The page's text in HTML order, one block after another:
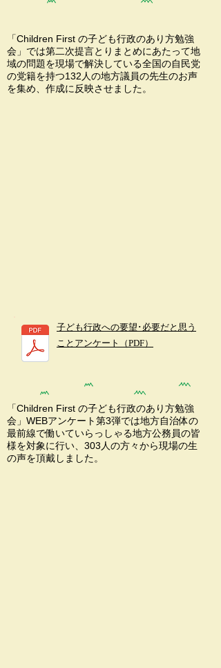
「Children First の子ども行政のあり方勉強
会」では第二次提言とりまとめにあたって地
域の問題を現場で解決している全国の自民党
の党籍を持つ132人の地方議員の先生のお声
を集め、作成に反映させました。
子ども行政への要望･必要だと思う
ことアンケート（PDF）
「Children First の子ども行政のあり方勉強
会」WEBアンケート第3弾では地方自治体の
最前線で働いていらっしゃる地方公務員の皆
様を対象に行い、 303人の方々から現場の生
の声を頂戴しました。